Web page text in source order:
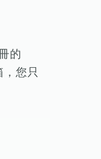
的
您只